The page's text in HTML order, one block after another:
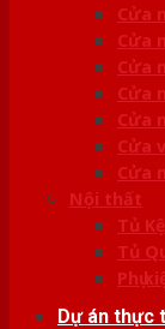
Cửa
Cửa
Cửa
Cửa
Cửa
Cửa
Cửa
Nội thất
Tủ
Tủ
Phụ
Dự án thực